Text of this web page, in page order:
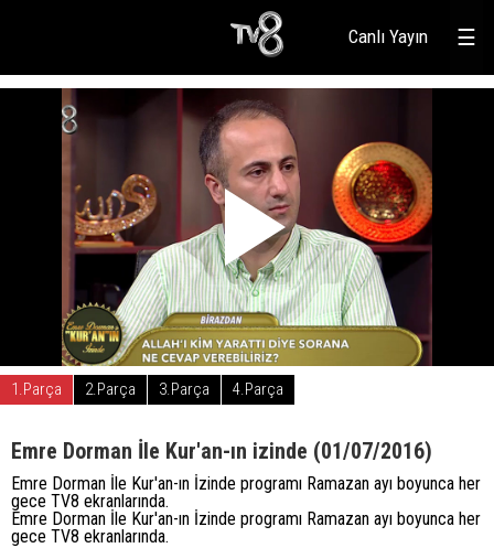
☰
Canlı Yayın
1.Parça 2.Parça 3.Parça 4.Parça
Emre Dorman İle Kur'an-ın izinde (01/07/2016)
Emre Dorman İle Kur'an-ın İzinde programı Ramazan ayı boyunca her
gece TV8 ekranlarında.
Emre Dorman İle Kur'an-ın İzinde programı Ramazan ayı boyunca her
gece TV8 ekranlarında.